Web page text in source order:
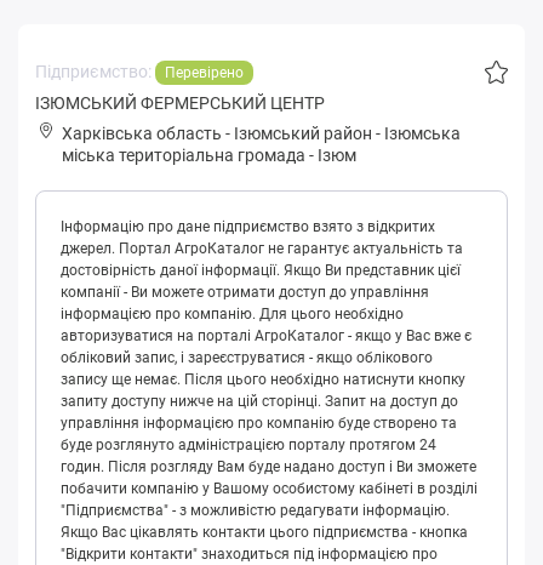
Підприємство: Перевірено
ІЗЮМСЬКИЙ ФЕРМЕРСЬКИЙ ЦЕНТР
Харківська область - Ізюмський район - Ізюмськa
міська територіальна громада - Ізюм
Інформацію про дане підприємство взято з відкритих
джерел. Портал АгроКаталог не гарантує актуальність та
достовірність даної інформації. Якщо Ви представник цієї
компанії - Ви можете отримати доступ до управління
інформацією про компанію. Для цього необхідно
авторизуватися на порталі АгроКаталог - якщо у Вас вже є
обліковий запис, і зареєструватися - якщо облікового
запису ще немає. Після цього необхідно натиснути кнопку
запиту доступу нижче на цій сторінці. Запит на доступ до
управління інформацією про компанію буде створено та
буде розглянуто адміністрацією порталу протягом 24
годин. Після розгляду Вам буде надано доступ і Ви зможете
побачити компанію у Вашому особистому кабінеті в розділі
"Підприємства" - з можливістю редагувати інформацію.
Якщо Вас цікавлять контакти цього підприємства - кнопка
"Відкрити контакти" знаходиться під інформацією про